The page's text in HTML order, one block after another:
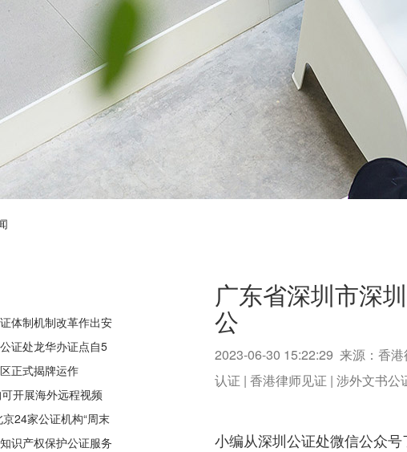
体制机制改革作出安
证处龙华办证点自5
正式揭牌运作
开展海外远程视频
多
24家公证机构“周末
识产权保护公证服务
广东省深圳市深
公
2023-06-30 15:22:29 来源：香
认证 | 香港律师见证 | 涉外文书
小编从深圳公证处微信公众